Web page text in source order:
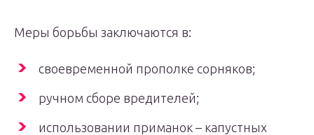
Меры борьбы заключаются в:
своевременной прополке сорняков;
ручном сборе вредителей;
использовании приманок – капустных